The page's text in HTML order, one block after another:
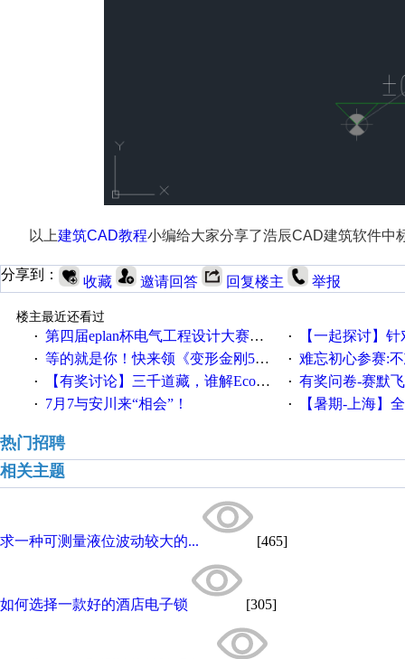
以上建筑CAD教程小编给大家分享了浩辰CAD建筑软件中
分享到： 收藏 邀请回答 回复楼主 举报
楼主最近还看过
· 第四届eplan杯电气工程设计大赛报名啦！！！ · 【一起探讨】针对机床业的
· 等的就是你！快来领《变形金刚5》观影券 · 难忘初心参赛:
· 【有奖讨论】三千道藏，谁解EcoStruxureMA领域之谜？ · 有奖问卷-赛默飞精细
· 7月7与安川来“相会”！ · 【暑期-上海】全国工业
热门招聘
相关主题
求一种可测量液位波动较大的... [465]
如何选择一款好的酒店电子锁 [305]